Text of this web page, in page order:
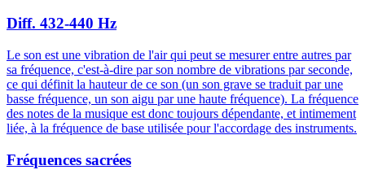
Diff. 432-440 Hz
Le son est une vibration de l'air qui peut se mesurer entre autres par
sa fréquence, c'est-à-dire par son nombre de vibrations par seconde,
ce qui définit la hauteur de ce son (un son grave se traduit par une
basse fréquence, un son aigu par une haute fréquence). La fréquence
des notes de la musique est donc toujours dépendante, et intimement
liée, à la fréquence de base utilisée pour l'accordage des instruments.
Fréquences sacrées